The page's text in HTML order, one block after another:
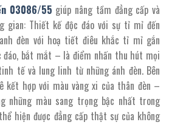
03086/55 giúp nâng tầm đẳng cấp và
gian: Thiết kế độc đáo với sự tỉ mỉ đến
đèn với hoạ tiết điêu khắc tỉ mỉ gắn
bắt mắt – là điểm nhấn thu hút mọi
tế và lung linh từ những ánh đèn. Bên
kết hợp với màu vàng xi của thân đèn –
những màu sang trọng bậc nhất trong
hiện được đẳng cấp thật sự của không